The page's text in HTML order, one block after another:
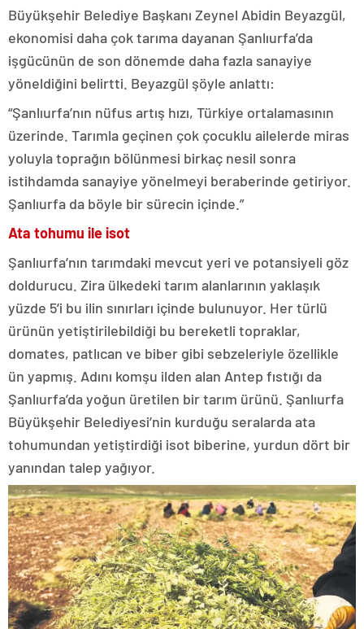
Büyükşehir Belediye Başkanı Zeynel Abidin Beyazgül,
ekonomisi daha çok tarıma dayanan Şanlıurfa’da
işgücünün de son dönemde daha fazla sanayiye
yöneldiğini belirtti. Beyazgül şöyle anlattı:
“Şanlıurfa’nın nüfus artış hızı, Türkiye ortalamasının
üzerinde. Tarımla geçinen çok çocuklu ailelerde miras
yoluyla toprağın bölünmesi birkaç nesil sonra
istihdamda sanayiye yönelmeyi beraberinde getiriyor.
Şanlıurfa da böyle bir sürecin içinde.”
Ata tohumu ile isot
Şanlıurfa’nın tarımdaki mevcut yeri ve potansiyeli göz
doldurucu. Zira ülkedeki tarım alanlarının yaklaşık
yüzde 5’i bu ilin sınırları içinde bulunuyor. Her türlü
ürünün yetiştirilebildiği bu bereketli topraklar,
domates, patlıcan ve biber gibi sebzeleriyle özellikle
ün yapmış. Adını komşu ilden alan Antep fıstığı da
Şanlıurfa’da yoğun üretilen bir tarım ürünü. Şanlıurfa
Büyükşehir Belediyesi’nin kurduğu seralarda ata
tohumundan yetiştirdiği isot biberine, yurdun dört bir
yanından talep yağıyor.